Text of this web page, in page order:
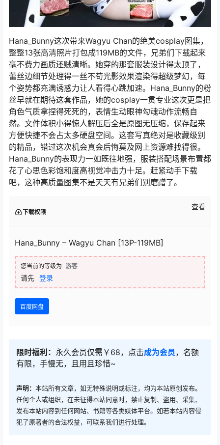
Hana_Bunny这次带来Wagyu Chan的绝美cosplay图集，
整整13张高清照片打包成119MB的文件，兄弟们下载起来
毫不费力画质还贼清晰。她穿的那套服装设计得太顶了，
蕾丝边细节处理得一丝不苟光影效果渲染得超级梦幻，每
个姿势都充满诱惑力让人看得心跳加速。Hana_Bunny的粉
丝早就在期待这套作品，她的cosplay一贯专业这次更是把
角色气质拿捏得死死的，表情生动眼神勾魂动作流畅自
然。文件体积小得惊人解压后全是原图无压缩，保存起来
方便快捷不会占太多硬盘空间。这套写真绝对是收藏级别
的精品，错过这次机会真会后悔莫及网上资源难找得很。
Hana_Bunny的表现力一如既往地强，服装搭配场景布置都
花了心思色彩饱和度高视觉冲击力十足。赶紧动手下载
吧，这种高质量图集不是天天有兄弟们别磨蹭了。
下载权限
查看
Hana_Bunny – Wagyu Chan [13P-119MB]
您当前的等级为 游客
请先 登录
百度网盘
限时福利： 永久会员仅需￥68，点击成为会员，名额
有限，手慢无，且用且珍惜~
声明： 本站所有文章，如无特殊说明或标注，均为本站原创发布。
任何个人或组织，在未征得本站同意时，禁止复制、盗用、采集、
发布本站内容到任何网站、书籍等各类媒体平台。如若本站内容侵
犯了原著者的合法权益，可联系我们进行处理。